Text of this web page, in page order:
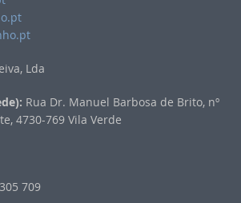
Lda
Rua Dr. Manuel Barbosa de Brito, nº
4730-769 Vila Verde
709